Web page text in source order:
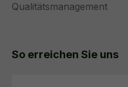
Qualitätsmanagement
So erreichen Sie uns